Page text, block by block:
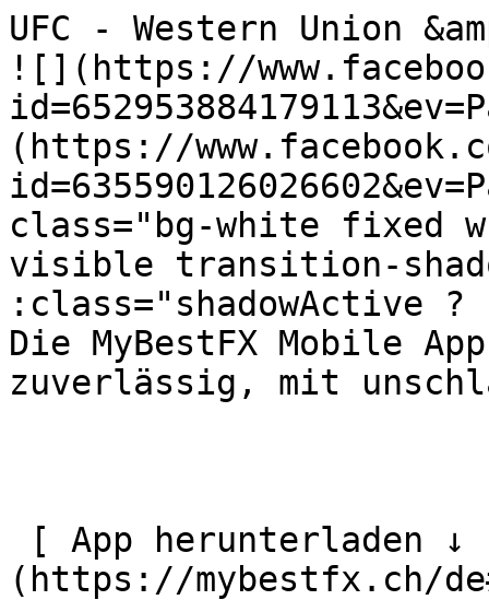
UFC - Western Union
![](https://
(https://
class="bg-white fixed
visible transition-
Die MyBestFX Mobile
zuverlässig, mit
(https://mybestfx.ch/